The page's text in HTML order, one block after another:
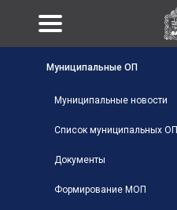
Муниципальные ОП
Муниципальные новости
Список муниципальных ОП
Документы
Формирование МОП